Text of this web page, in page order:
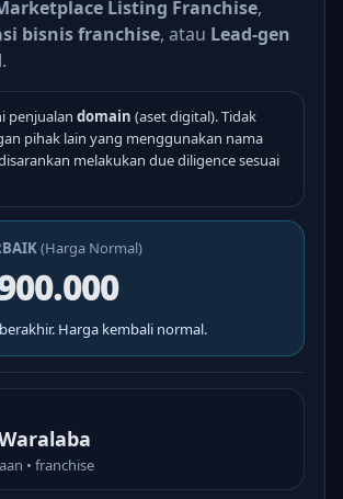
Listing Franchise,
bisnis franchise, atau Lead-gen
.
penjualan domain (aset digital). Tidak
pihak lain yang menggunakan nama
melakukan due diligence sesuai
(Harga Normal)
Harga kembali normal.
• franchise